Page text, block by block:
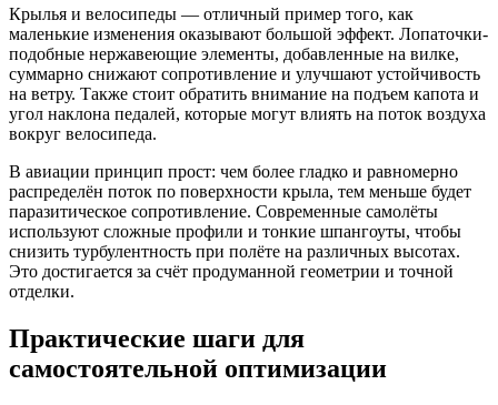
Крылья и велосипеды — отличный пример того, как
маленькие изменения оказывают большой эффект. Лопаточки-
подобные нержавеющие элементы, добавленные на вилке,
суммарно снижают сопротивление и улучшают устойчивость
на ветру. Также стоит обратить внимание на подъем капота и
угол наклона педалей, которые могут влиять на поток воздуха
вокруг велосипеда.
В авиации принцип прост: чем более гладко и равномерно
распределён поток по поверхности крыла, тем меньше будет
паразитическое сопротивление. Современные самолёты
используют сложные профили и тонкие шпангоуты, чтобы
снизить турбулентность при полёте на различных высотах.
Это достигается за счёт продуманной геометрии и точной
отделки.
Практические шаги для
самостоятельной оптимизации